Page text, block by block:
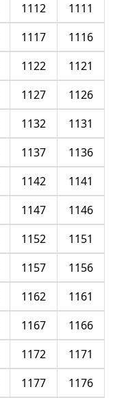
1111
1112
1116
1117
1121
1122
1126
1127
1131
1132
1136
1137
1141
1142
1146
1147
1151
1152
1156
1157
1161
1162
1166
1167
1171
1172
1176
1177